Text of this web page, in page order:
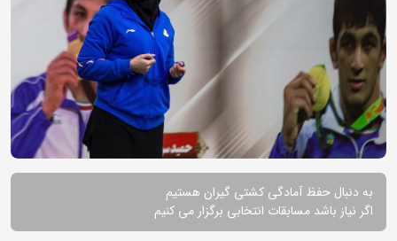
به دنبال حفظ آمادگی کشتی گیران هستیم
اگر نیاز باشد مسابقات انتخابی برگزار می کنیم